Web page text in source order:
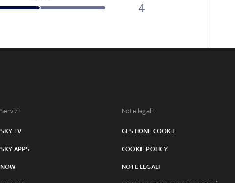
4
Servizi:
SKY TV
SKY APPS
NOW
Note legali:
GESTIONE COOKIE
COOKIE POLICY
NOTE LEGALI